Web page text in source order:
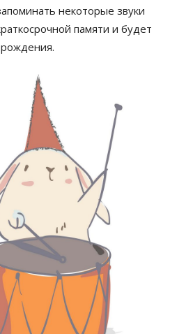
некоторые звуки
памяти и будет